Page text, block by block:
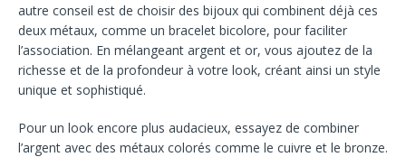
autre conseil est de choisir des bijoux qui combinent déjà ces
deux métaux, comme un bracelet bicolore, pour faciliter
l’association. En mélangeant argent et or, vous ajoutez de la
richesse et de la profondeur à votre look, créant ainsi un style
unique et sophistiqué.
Pour un look encore plus audacieux, essayez de combiner
l’argent avec des métaux colorés comme le cuivre et le bronze.